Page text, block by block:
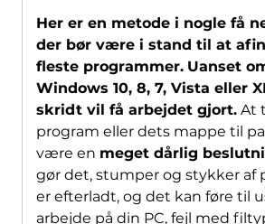
Her er en metode i nogle få
der bør være i stand til at
fleste programmer. Uanset
Windows 10, 8, 7, Vista eller
skridt vil få arbejdet gjort.At
program eller dets mappe til
være en meget dårlig
gør det, stumper og stykker af
er efterladt, og det kan føre til
arbejde på din PC, fejl med